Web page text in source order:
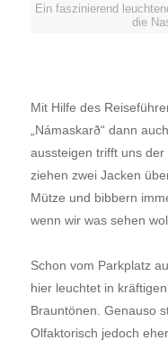
Ein faszinierend
die
Mit Hilfe des
„Námaskarð“ dann
aussteigen trifft uns
ziehen zwei Jacken
Mütze und bibbern
wenn wir was sehen
Schon vom Parkplatz
hier leuchtet in
Brauntönen. Genauso
Olfaktorisch jedoch